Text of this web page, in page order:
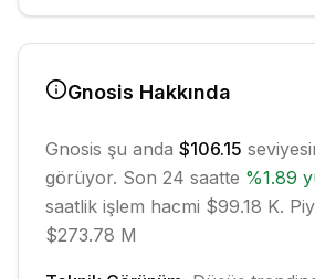
Gnosis Hakkında
Gnosis şu anda $106.15
görüyor. Son 24 saatte %1.89
saatlik işlem hacmi $99.18 K.
$273.78 M